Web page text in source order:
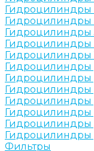
Гидроцилиндры
Гидроцилиндры
Гидроцилиндры
Гидроцилиндры
Гидроцилиндры
Гидроцилиндры
Гидроцилиндры
Гидроцилиндры
Гидроцилиндры
Гидроцилиндры
Гидроцилиндры
Гидроцилиндры
Фильтры